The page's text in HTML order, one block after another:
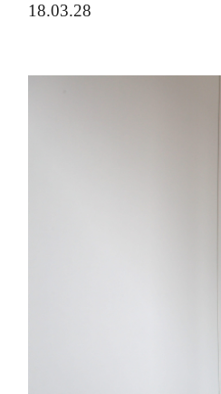
18.03.28